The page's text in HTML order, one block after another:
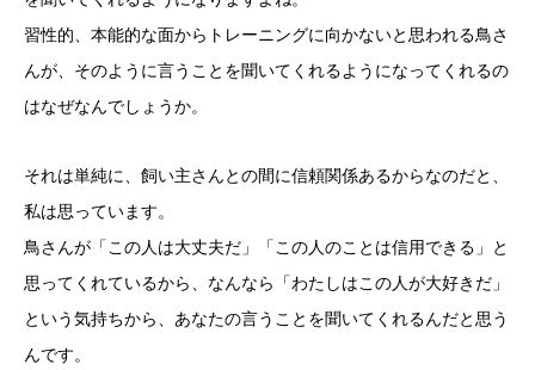
習性的、本能的な面からトレーニングに向かないと思われる鳥さ
んが、そのように言うことを聞いてくれるようになってくれるの
はなぜなんでしょうか。
それは単純に、飼い主さんとの間に信頼関係あるからなのだと、
私は思っています。
鳥さんが「この人は大丈夫だ」「この人のことは信用できる」と
思ってくれているから、なんなら「わたしはこの人が大好きだ」
という気持ちから、あなたの言うことを聞いてくれるんだと思う
んです。